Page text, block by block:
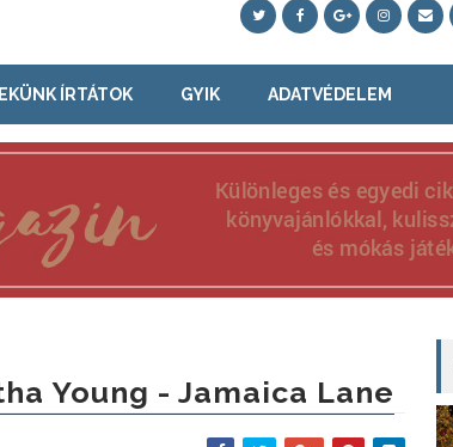
ÍRTÁTOK GYIK ADATVÉDELEM
Young - Jamaica Lane